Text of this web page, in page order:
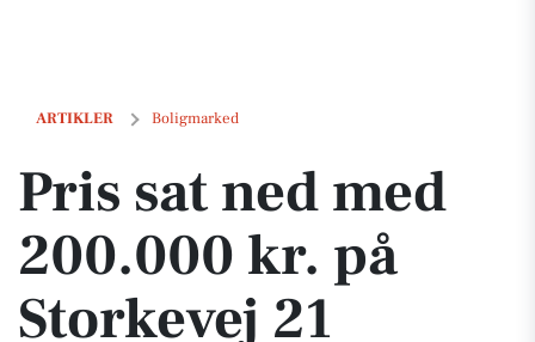
ARTIKLER Boligmarked
Pris sat ned med 200.000 kr. på Storkevej 21
Pris sat ned med
200.000 kr. på
Storkevej 21